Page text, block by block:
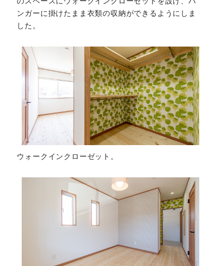
ンガーに掛けたまま衣類の収納ができるようにしま
した。
ウォークインクローゼット。